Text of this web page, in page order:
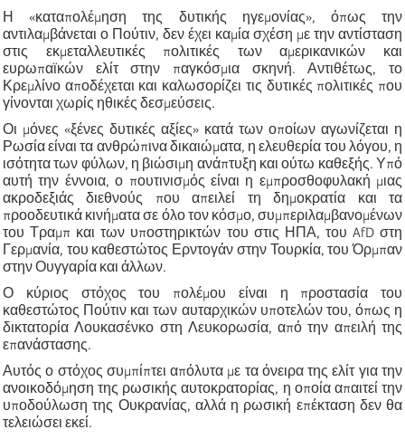
Η «καταπολέμηση της δυτικής ηγεμονίας», όπως την
αντιλαμβάνεται ο Πούτιν, δεν έχει καμία σχέση με την αντίσταση
στις εκμεταλλευτικές πολιτικές των αμερικανικών και
ευρωπαϊκών ελίτ στην παγκόσμια σκηνή. Αντιθέτως, το
Κρεμλίνο αποδέχεται και καλωσορίζει τις δυτικές πολιτικές που
γίνονται χωρίς ηθικές δεσμεύσεις.
Οι μόνες «ξένες δυτικές αξίες» κατά των οποίων αγωνίζεται η
Ρωσία είναι τα ανθρώπινα δικαιώματα, η ελευθερία του λόγου, η
ισότητα των φύλων, η βιώσιμη ανάπτυξη και ούτω καθεξής. Υπό
αυτή την έννοια, ο πουτινισμός είναι η εμπροσθοφυλακή μιας
ακροδεξιάς διεθνούς που απειλεί τη δημοκρατία και τα
προοδευτικά κινήματα σε όλο τον κόσμο, συμπεριλαμβανομένων
του Τραμπ και των υποστηρικτών του στις ΗΠΑ, του AfD στη
Γερμανία, του καθεστώτος Ερντογάν στην Τουρκία, του Όρμπαν
στην Ουγγαρία και άλλων.
Ο κύριος στόχος του πολέμου είναι η προστασία του
καθεστώτος Πούτιν και των αυταρχικών υποτελών του, όπως η
δικτατορία Λουκασένκο στη Λευκορωσία, από την απειλή της
επανάστασης.
Αυτός ο στόχος συμπίπτει απόλυτα με τα όνειρα της ελίτ για την
ανοικοδόμηση της ρωσικής αυτοκρατορίας, η οποία απαιτεί την
υποδούλωση της Ουκρανίας, αλλά η ρωσική επέκταση δεν θα
τελειώσει εκεί.